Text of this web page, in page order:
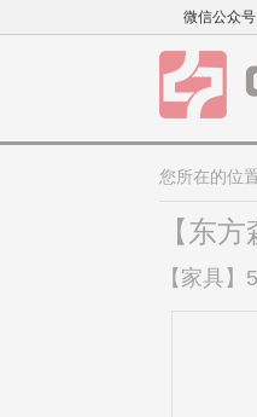
微信公众号
您所在的位
【东
【家具